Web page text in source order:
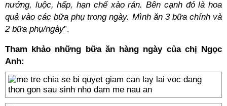
nướng, luộc, hấp, hạn chế xào rán. Bên cạnh đó là hoa
quả vào các bữa phụ trong ngày. Mình ăn 3 bữa chính và
2 bữa phụ/ngày”.
Tham khảo những bữa ăn hàng ngày của chị Ngọc
Anh: